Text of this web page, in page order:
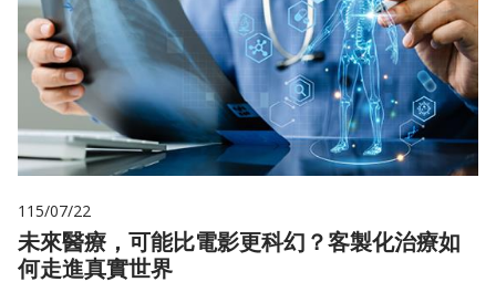
115/07/22
未來醫療，可能比電影更科幻？客製化治療如
何走進真實世界